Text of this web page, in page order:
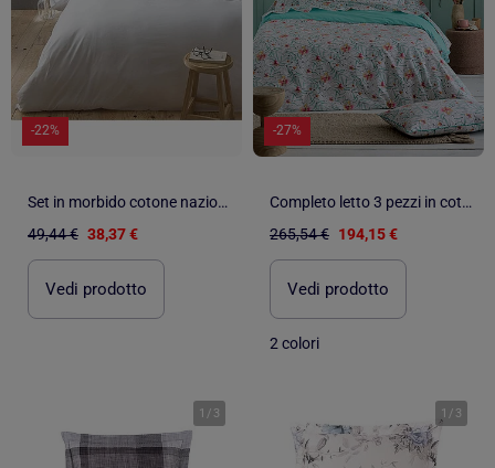
-22%
Set in morbido cotone nazionale
49,44 € 38,37 €
Vedi prodotto
-27%
Completo letto 3 pezzi in cotone floreale esotico copripiumino + federe
265,54 € 194,15 €
Vedi prodotto
2 colori
1 / 3 1 / 3